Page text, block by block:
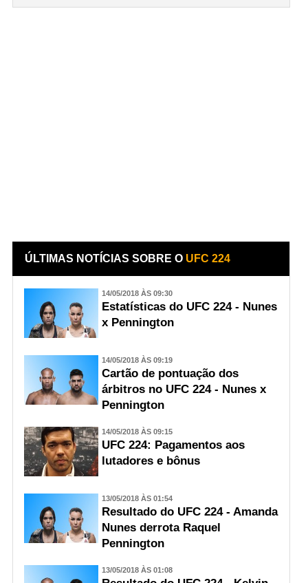
ÚLTIMAS NOTÍCIAS SOBRE O UFC 224
14/05/2018 ÀS 09:30
Estatísticas do UFC 224 - Nunes
x Pennington
14/05/2018 ÀS 09:19
Cartão de pontuação dos
árbitros no UFC 224 - Nunes x
Pennington
14/05/2018 ÀS 09:15
UFC 224: Pagamentos aos
lutadores e bônus
13/05/2018 ÀS 01:54
Resultado do UFC 224 - Amanda
Nunes derrota Raquel
Pennington
13/05/2018 ÀS 01:08